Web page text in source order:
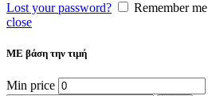
Lost your password?
Remember me
close
ΜΕ βάση την τιμή
Min price